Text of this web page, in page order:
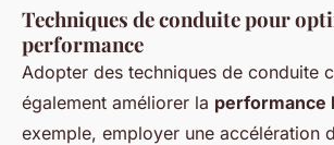
Techniques de conduite pour
performance
Adopter des techniques de conduite
également améliorer la performance
exemple, employer une accélération